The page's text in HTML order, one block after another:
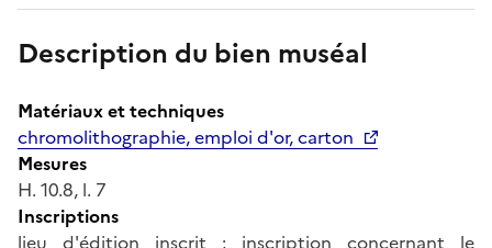
Description du bien muséal
Matériaux et techniques
chromolithographie, emploi d'or, carton
Mesures
H. 10.8, l. 7
Inscriptions
lieu d'édition inscrit ; inscription concernant le